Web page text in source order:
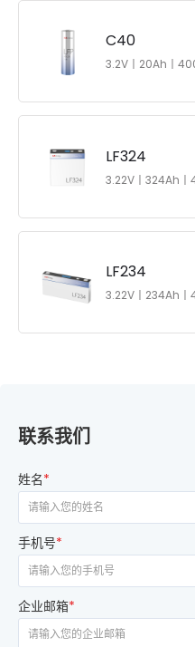
C40
3.2V丨20Ah丨
LF324
3.22V丨324Ah
LF234
3.22V丨234Ah
联系我们
姓名*
手机号*
企业邮箱*